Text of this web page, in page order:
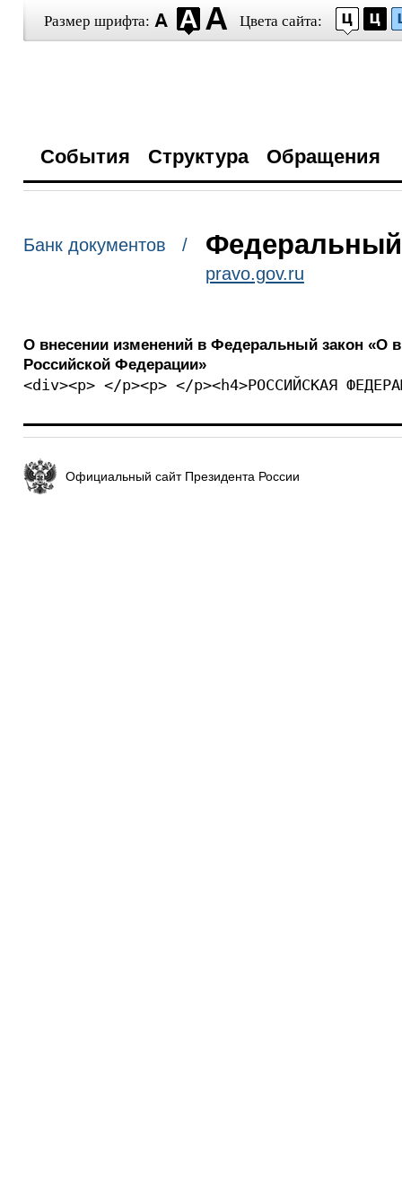
Размер шрифта: Цвета сайта:
События Структура Обращения
Банк документов / Федеральный
pravo.gov.ru
О внесении изменений в Федеральный закон «О
Российской Федерации»
<div><p> </p><p> </p><h4>РОССИЙСКАЯ
Официальный сайт Президента России